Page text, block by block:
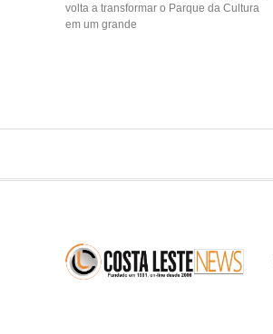
volta a transformar o Parque da Cultura
em um grande